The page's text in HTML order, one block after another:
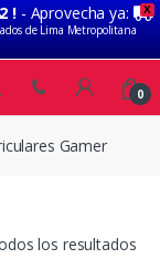
X
! - Aprovecha ya:
de Lima Metropolitana
0
Gamer
los resultados